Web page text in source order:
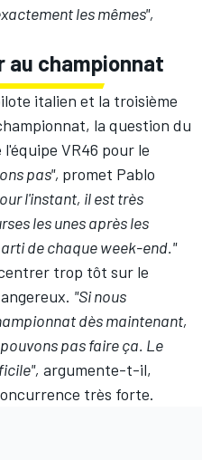
les mêmes",
au championnat
italien et la troisième
, la question du
VR46 pour le
pas", promet Pablo
l'instant, il est très
les unes après les
de chaque week-end."
trop tôt sur le
"Si nous
dès maintenant,
pas faire ça. Le
argumente-t-il,
très forte.